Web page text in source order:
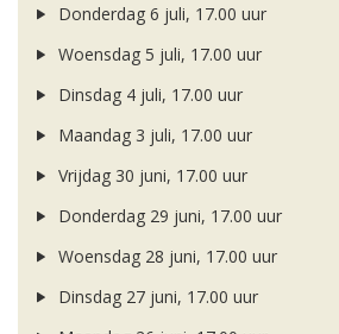
Donderdag 6 juli, 17.00 uur
Woensdag 5 juli, 17.00 uur
Dinsdag 4 juli, 17.00 uur
Maandag 3 juli, 17.00 uur
Vrijdag 30 juni, 17.00 uur
Donderdag 29 juni, 17.00 uur
Woensdag 28 juni, 17.00 uur
Dinsdag 27 juni, 17.00 uur